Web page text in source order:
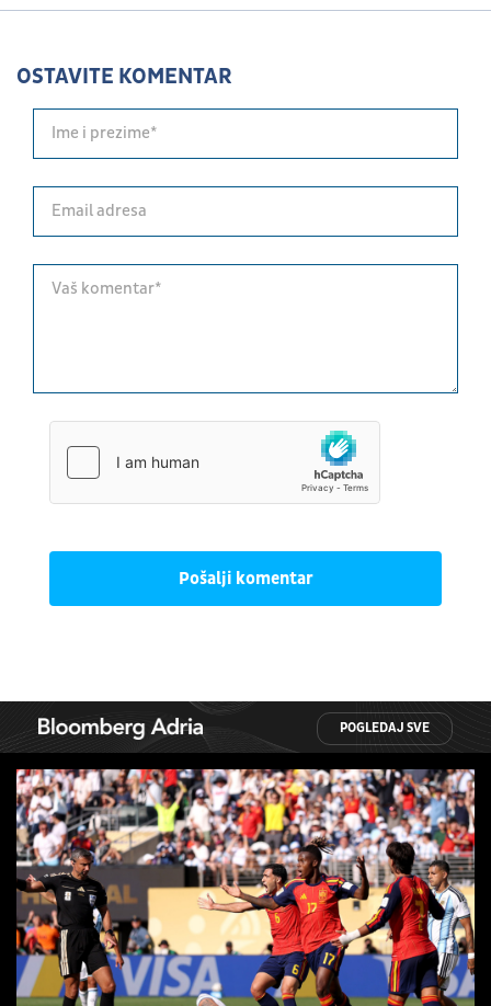
OSTAVITE KOMENTAR
Pošalji komentar
POGLEDAJ SVE